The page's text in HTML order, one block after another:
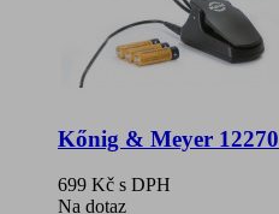
Kőnig & Meyer 12270
699 Kč s DPH
Na dotaz